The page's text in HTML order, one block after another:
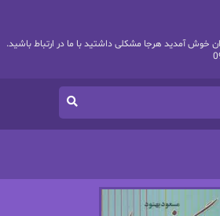
خوش آمدید هرجا مشکلی داشتید با ما در ارتباط باشید.